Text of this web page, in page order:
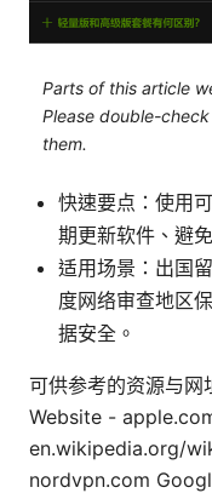
Parts of this article
Please double-
them.
快速要点：使用
期更新软件、避
适用场景：出国
度网络审查地区
据安全。
可供参考的资源与
Website -
en.wikipedia.org/
nordvpn.com